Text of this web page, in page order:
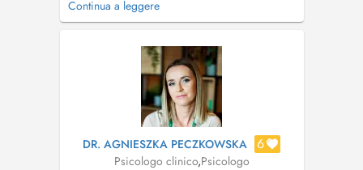
Stëmmungsschwankungen, Trauer an
Famill, an der Koppel oder op der
Aarbechtsplaz), Schlofproblemer, traumatesch
Erliefnesser an oc...
Continua a leggere
DR. AGNIESZKA PECZKOWSKA 6
Psicologo clinico,Psicologo